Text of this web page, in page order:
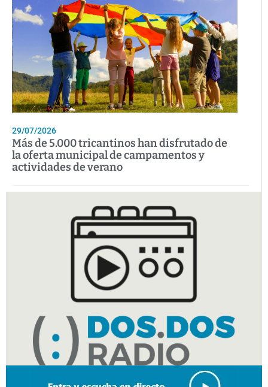
29/07/2026
Más de 5.000 tricantinos han disfrutado de
la oferta municipal de campamentos y
actividades de verano